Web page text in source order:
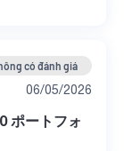
có đánh giá
06/05/2026
ポートフォ